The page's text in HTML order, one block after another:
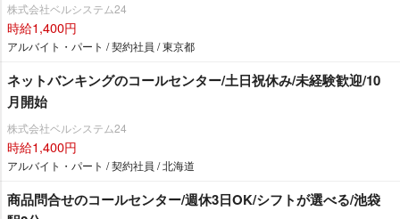
株式会社ベルシステム24
時給1,400円
アルバイト・パート / 契約社員 / 東京都
ネットバンキングのコールセンター/土日祝休み/未経験歓迎/10
月開始
株式会社ベルシステム24
時給1,400円
アルバイト・パート / 契約社員 / 北海道
商品問合せのコールセンター/週休3日OK/シフトが選べる/池袋